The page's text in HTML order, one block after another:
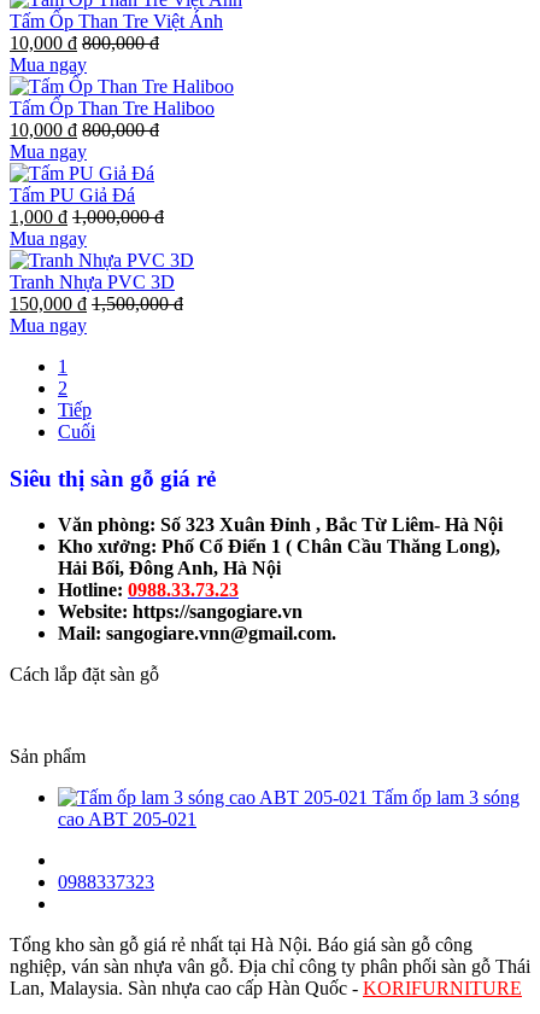
Tấm Ốp Than Tre Việt Ánh
10,000 đ 800,000 đ
Mua ngay
Tấm Ốp Than Tre Haliboo
10,000 đ 800,000 đ
Mua ngay
Tấm PU Giả Đá
1,000 đ 1,000,000 đ
Mua ngay
Tranh Nhựa PVC 3D
150,000 đ 1,500,000 đ
Mua ngay
1
2
Tiếp
Cuối
Siêu thị sàn gỗ giá rẻ
Văn phòng: Số 323 Xuân Đỉnh , Bắc Từ Liêm- Hà Nội
Kho xưởng: Phố Cổ Điển 1 ( Chân Cầu Thăng Long),
Hải Bối, Đông Anh, Hà Nội
Hotline: 0988.33.73.23
Website: https://sangogiare.vn
Mail: sangogiare.vnn@gmail.com.
Cách lắp đặt sàn gỗ
Sản phẩm
Tấm ốp lam 3 sóng
cao ABT 205-021
0988337323
Tổng kho sàn gỗ giá rẻ nhất tại Hà Nội. Báo giá sàn gỗ công
nghiệp, ván sàn nhựa vân gỗ. Địa chỉ công ty phân phối sàn gỗ Thái
Lan, Malaysia. Sàn nhựa cao cấp Hàn Quốc - KORIFURNITURE